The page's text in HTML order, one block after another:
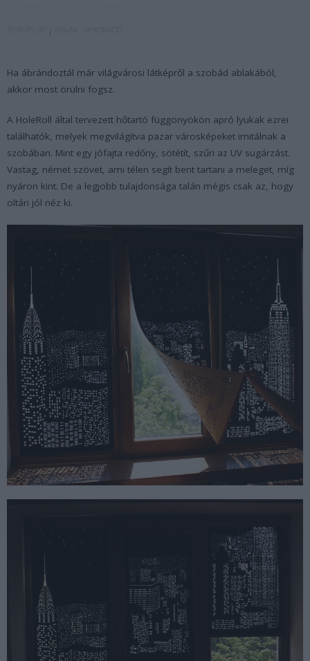
Ha ábrándoztál már világvárosi látképről a szobád ablakából,
akkor most örülni fogsz.
A HoleRoll által tervezett hőtartó függönyökön apró lyukak ezrei
találhatók, melyek megvilágítva pazar városképeket imitálnak a
szobában. Mint egy jófajta redőny, sötétít, szűri az UV sugárzást.
Vastag, német szövet, ami télen segít bent tartani a meleget, míg
nyáron kint. De a legjobb tulajdonsága talán mégis csak az, hogy
oltári jól néz ki.